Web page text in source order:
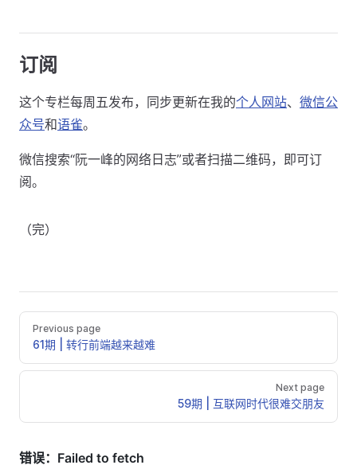
订阅
这个专栏每周五发布，同步更新在我的个人网站、 微信公
众号和语雀。
微信搜索“阮一峰的网络日志”或者扫描二维码，即可订
阅。
（完）
Previous page
61期 | 转行前端越来越难
Next page
59期 | 互联网时代很难交朋友